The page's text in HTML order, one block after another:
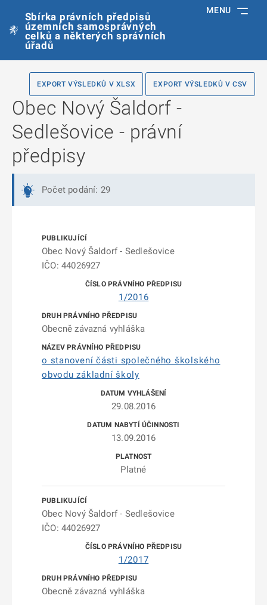
Sbírka právních předpisů
územních samosprávných
celků a některých správních
úřadů
MENU
EXPORT VÝSLEDKŮ V XLSX EXPORT VÝSLEDKŮ V CSV
Obec Nový Šaldorf -
Sedlešovice - právní
předpisy
Počet podání: 29
Obec Nový Šaldorf - Sedlešovice
IČO: 44026927
1/2016
Obecně závazná vyhláška
o stanovení části společného školského
obvodu základní školy
29.08.2016
13.09.2016
Platné
Obec Nový Šaldorf - Sedlešovice
IČO: 44026927
1/2017
Obecně závazná vyhláška